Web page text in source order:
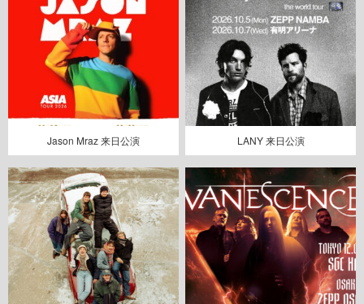
Jason Mraz 来日公演 LANY 来日公演